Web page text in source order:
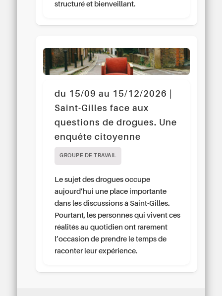
structuré et bienveillant.
du 15/09 au 15/12/2026 |
Saint-Gilles face aux
questions de drogues. Une
enquête citoyenne
GROUPE DE TRAVAIL
Le sujet des drogues occupe
aujourd’hui une place importante
dans les discussions à Saint-Gilles.
Pourtant, les personnes qui vivent ces
réalités au quotidien ont rarement
l’occasion de prendre le temps de
raconter leur expérience.